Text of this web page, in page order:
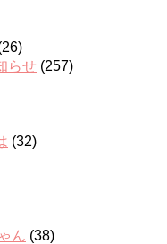
らせ (257)
(32)
ん (38)